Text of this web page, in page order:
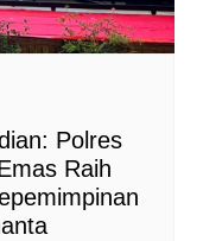
Polres
Raih